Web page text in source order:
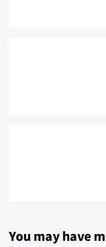
You may have